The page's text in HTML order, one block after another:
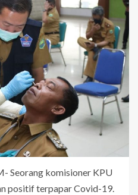
Seorang komisioner KPU
positif terpapar Covid-19.